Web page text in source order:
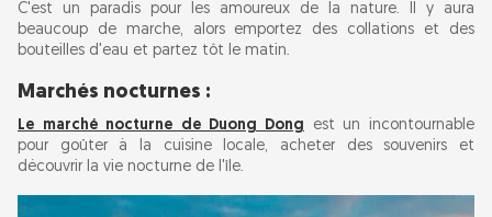
C'est un paradis pour les amoureux de la nature. Il y aura
beaucoup de marche, alors emportez des collations et des
bouteilles d'eau et partez tôt le matin.
Marchés nocturnes :
Le marché nocturne de Duong Dong est un incontournable
pour goûter à la cuisine locale, acheter des souvenirs et
découvrir la vie nocturne de l'île.